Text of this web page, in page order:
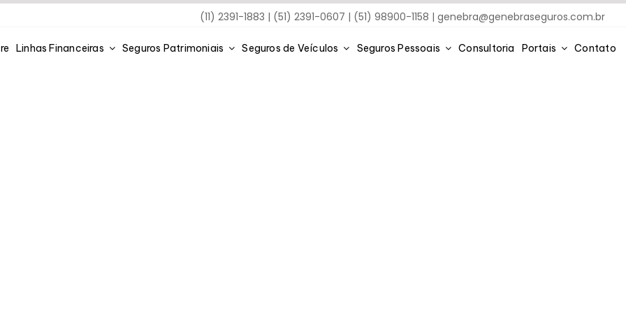
(11) 2391-1883 | (51) 2391-0607 | (51) 98900-1158 |genebra@genebraseguros.com.br
Linhas Financeiras Seguros Patrimoniais Seguros de Veículos Seguros Pessoais Consultoria Portais Contato